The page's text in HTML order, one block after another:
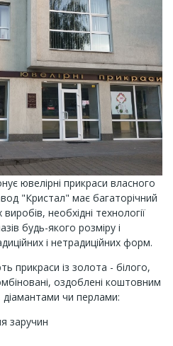
ювелірні прикраси власного
"Кристал" має багаторічний
необхідні технології
будь-якого розміру і
і нетрадиційних форм.
прикраси із золота - білого,
оздоблені коштовним
діамантами чи перлами:
заручин